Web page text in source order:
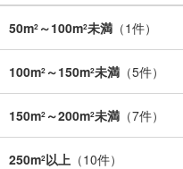
50m2 ～100m2未満 （1件）
100m2 ～150m2未満 （5件）
150m2 ～200m2未満 （7件）
250m2以上 （10件）